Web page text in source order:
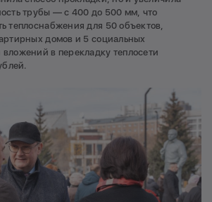
трубы — с 400 до 500 мм, что
теплоснабжения для 50 объектов,
домов и 5 социальных
в перекладку теплосети